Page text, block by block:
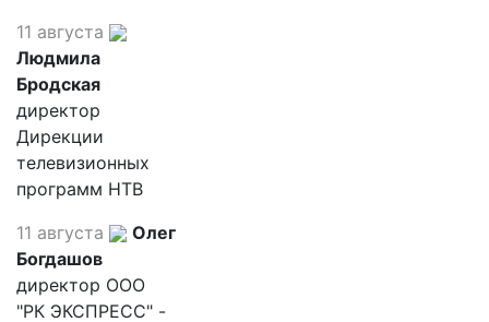
11 августа
Людмила
Бродская
директор
Дирекции
телевизионных
программ НТВ
11 августа
Олег
Богдашов
директор ООО
"РК ЭКСПРЕСС" -